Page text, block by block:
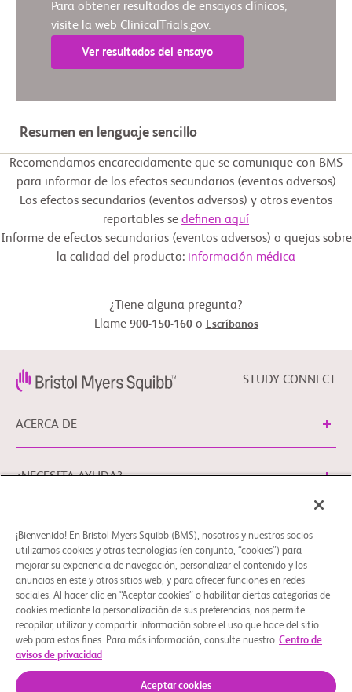
Para obtener resultados de ensayos clínicos,
visite la web ClinicalTrials.gov.
Ver resultados del ensayo
Resumen en lenguaje sencillo
Recomendamos encarecidamente que se comunique con BMS
para informar de los efectos secundarios (eventos adversos)
Los efectos secundarios (eventos adversos) y otros eventos
reportables se definen aquí
Informe de efectos secundarios (eventos adversos) o quejas sobre
la calidad del producto: información médica
¿Tiene alguna pregunta?
Llame 900-150-160o Escríbanos
STUDY CONNECT
ACERCA DE
¿NECESITA AYUDA?
Aviso Legal Política de Privacidad Preferencias de cookies
Puede ponerse en contacto con nuestro Delegado de
Protección de Datos de la UE en EUDPO@BMS.com para
ejercitar cualquier derecho de privacidad de datos, así
como para plantear cualquier duda o cuestión en relación
con el tratamiento de sus datos personales por parte de
© 2026 Bristol-Myers Squibb Company
¡Bienvenido! En Bristol Myers Squibb (BMS), nosotros y nuestros socios
utilizamos cookies y otras tecnologías (en conjunto, “cookies”) para
mejorar su experiencia de navegación, personalizar el contenido y los
anuncios en este y otros sitios web, y para ofrecer funciones en redes
sociales. Al hacer clic en “Aceptar cookies” o habilitar ciertas categorías de
cookies mediante la personalización de sus preferencias, nos permite
recopilar, utilizar y compartir información sobre el uso que hace del sitio
web para estos fines. Para más información, consulte nuestro Centro de
avisos de privacidad
Aceptar cookies